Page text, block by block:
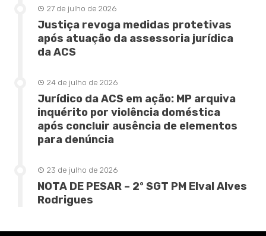
27 de julho de 2026
Justiça revoga medidas protetivas
após atuação da assessoria jurídica
da ACS
24 de julho de 2026
Jurídico da ACS em ação: MP arquiva
inquérito por violência doméstica
após concluir ausência de elementos
para denúncia
23 de julho de 2026
NOTA DE PESAR – 2º SGT PM Elval Alves
Rodrigues